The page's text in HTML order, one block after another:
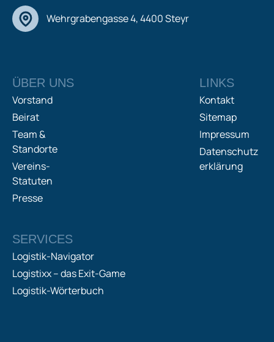
Wehrgrabengasse 4, 4400 Steyr
ÜBER UNS
Vorstand
Beirat
Team &
Standorte
Vereins-
Statuten
Presse
LINKS
Kontakt
Sitemap
Impressum
Datenschutz
erklärung
SERVICES
Logistik-Navigator
Logistixx – das Exit-Game
Logistik-Wörterbuch